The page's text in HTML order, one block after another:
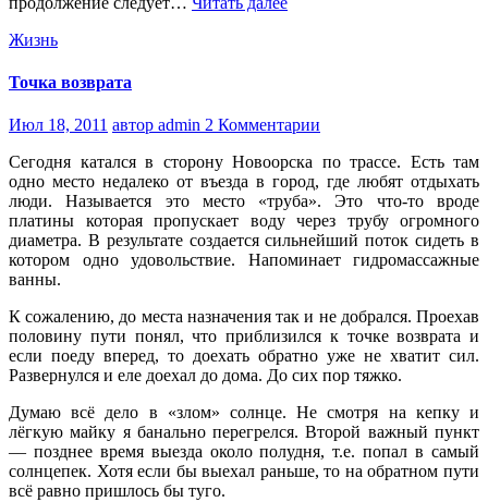
Жизнь
Точка возврата
Июл 18, 2011 автор admin 2 Комментарии
Сегодня катался в сторону Новоорска по трассе. Есть там
одно место недалеко от въезда в город, где любят отдыхать
люди. Называется это место «труба». Это что-то вроде
платины которая пропускает воду через трубу огромного
диаметра. В результате создается сильнейший поток сидеть в
котором одно удовольствие. Напоминает гидромассажные
ванны.
К сожалению, до места назначения так и не добрался. Проехав
половину пути понял, что приблизился к точке возврата и
если поеду вперед, то доехать обратно уже не хватит сил.
Развернулся и еле доехал до дома. До сих пор тяжко.
Думаю всё дело в «злом» солнце. Не смотря на кепку и
лёгкую майку я банально перегрелся. Второй важный пункт
— позднее время выезда около полудня, т.е. попал в самый
солнцепек. Хотя если бы выехал раньше, то на обратном пути
всё равно пришлось бы туго.